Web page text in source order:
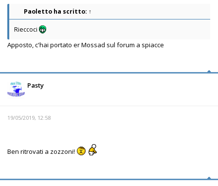
Paoletto ha scritto: ↑
Rieccoci
Apposto, c'hai portato er Mossad sul forum a spiacce
Pasty
19/05/2019, 12:58
Ben ritrovati a zozzoni!